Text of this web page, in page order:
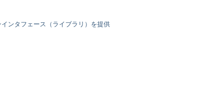
ンタフェース（ライブラリ）を提供